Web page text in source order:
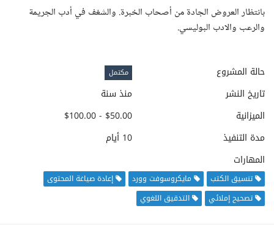
بانتظار العروض الجادة من أصحاب الخبرة. والشغف في أدب الجريمة
والرعب والادب البوليسي.
حالة المشروع مكتمل
تاريخ النشر
منذ سنة
الميزانية
$50.00 - $100.00
مدة التنفيذ
10 أيام
المهارات
تنسيق الكتب مايكروسوفت وورد
إعادة صياغة المحتوى
تصحيح إملائي
التدقيق اللغوي